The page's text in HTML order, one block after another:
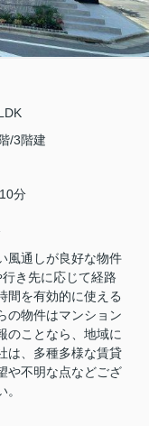
/3階建
分
風通しが良好な物件
き先に応じて経路
間を有効的に使える
の物件はマンション
のことなら、地域に
は、多種多様な賃貸
や不明な点などござ